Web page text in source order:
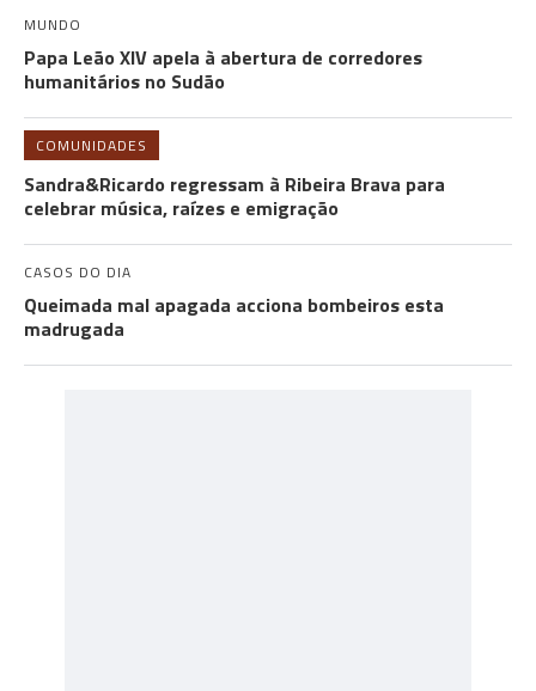
MUNDO
Papa Leão XIV apela à abertura de corredores
humanitários no Sudão
COMUNIDADES
Sandra&Ricardo regressam à Ribeira Brava para
celebrar música, raízes e emigração
CASOS DO DIA
Queimada mal apagada acciona bombeiros esta
madrugada